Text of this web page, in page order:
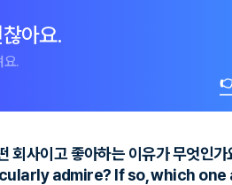
아요.
요.
회사이고 좋아하는 이유가 무엇인가
admire? If so, which